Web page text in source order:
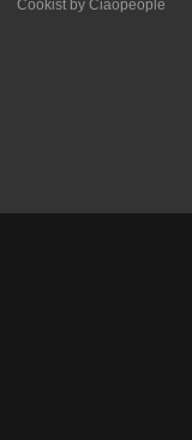
Cookist by Ciaopeople